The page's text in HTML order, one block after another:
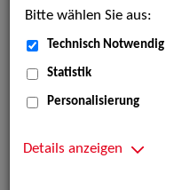
Bitte wählen Sie aus:
Technisch Notwendig
Statistik
Personalisierung
Details anzeigen